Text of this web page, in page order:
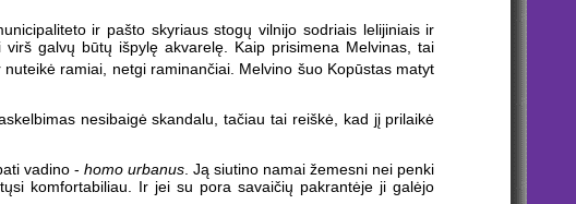
ir pašto skyriaus stogų vilnijo sodriais lelijiniais ir
galvų būtų išpylę akvarelę. Kaip prisimena Melvinas, tai
ramiai, netgi raminančiai. Melvino šuo Kopūstas matyt
nesibaigė skandalu, tačiau tai reiškė, kad jį prilaikė
vadino -homo urbanus. Ją siutino namai žemesni nei penki
komfortabiliau. Ir jei su pora savaičių pakrantėje ji galėjo